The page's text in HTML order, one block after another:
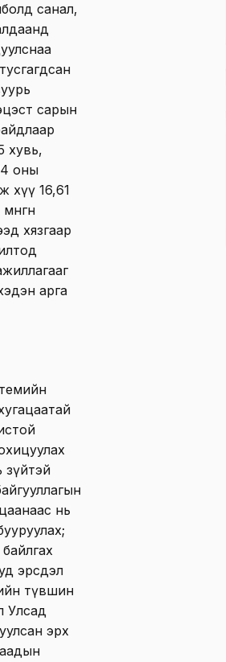
санал,
сарын
хувь,
оны
хүү 16,61
хязгаар
арга
зүйтэй
нь
эрсдэл
түвшин
Улсад
эрх